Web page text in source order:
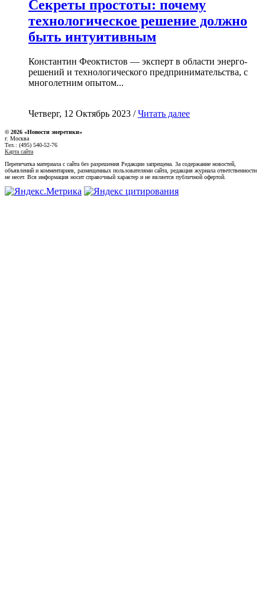
Секреты простоты: почему
технологическое решение должно
быть интуитивным
Константин Феоктистов — эксперт в области энерго-
решений и технологического предпринимательства, с
многолетним опытом...
Четверг, 12 Октябрь 2023 /Читать далее
© 2026 «Новости энеретики»
г. Москва
Тел.: (495) 540-52-76
Карта сайта
Перепечатка материала с сайта без разрешения Редакции запрещена. За содержание новостей,
объявлений и комментариев, размещенных пользователями сайта, редакция журнала ответственности
не несет. Вся информация носит справочный характер и не является публичной офертой.